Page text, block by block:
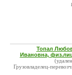
Топал
Ивановна,
Грузовладелец-